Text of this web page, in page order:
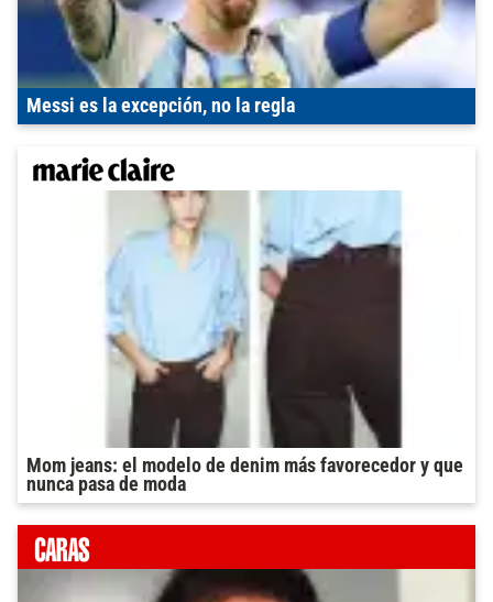
Messi es la excepción, no la regla
Mom jeans: el modelo de denim más favorecedor y que
nunca pasa de moda